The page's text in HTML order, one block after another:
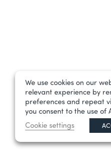
We use cookies on our
relevant experience by
preferences and repeat
you consent to the use of
Cookie settings